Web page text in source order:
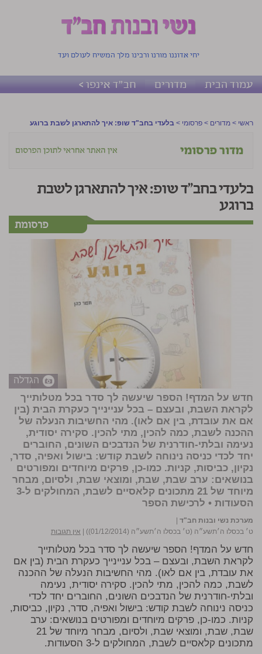
יחי אדוננו מורנו ורבינו מלך המשיח לעולם ועד
עמוד הבית מדורים חב"ד אינפו >
ראשי > מדורים > פרסומי > בלעדי בחב"ד שופ: איך להתארגן לשבת ברוגע
בלעדי בחב"ד שופ: איך להתארגן לשבת
ברוגע
הגדלה
חדש על המדף! הספר שיעשה לך סדר בכל מטלותייך
לקראת השבת, ובעצם – בכל עניינייך כעקרת הבית (בין
אם את עובדת, בין אם לאו). מהי החשיבות הנעלה של
ההכנה לשבת, כמה להכין, מתי להכין. סקירה יסודית,
נעימה ובלתי-חודרנית של הנדבכים השונים, החוברים
יחד לכדי כניסה נינוחה לשבת קודש: בישול ואפיה, סדר,
נקיון, כביסות, קניות. כמו-כן, פרקים מיוחדים ומפורטים
בנושאים: ערב שבת, שבת, ומוצאי שבת, ולסיום, מבחר
מיוחד של 21 מתכונים קלאסיים לשבת, המחולקים ל-3
הסעודות • לרכישת הספר
מערכת נשי ובנות חב"ד
ט׳ בכסלו ה׳תשע״ה (ט׳ בכסלו ה׳תשע״ה (01/12/2014))
אין תגובות
חדש על המדף! הספר שיעשה לך סדר בכל מטלותייך
לקראת השבת, ובעצם – בכל עניינייך כעקרת הבית (בין אם
את עובדת, בין אם לאו). מהי החשיבות הנעלה של ההכנה
לשבת, כמה להכין, מתי להכין. סקירה יסודית, נעימה
ובלתי-חודרנית של הנדבכים השונים, החוברים יחד לכדי
כניסה נינוחה לשבת קודש: בישול ואפיה, סדר, נקיון, כביסות,
קניות. כמו-כן, פרקים מיוחדים ומפורטים בנושאים: ערב
שבת, שבת, ומוצאי שבת, ולסיום, מבחר מיוחד של 21
מתכונים קלאסיים לשבת, המחולקים ל-3 הסעודות.